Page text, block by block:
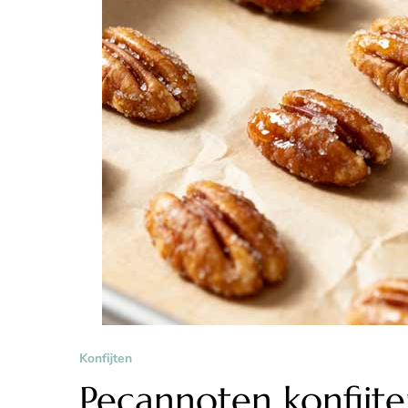
Konfijten